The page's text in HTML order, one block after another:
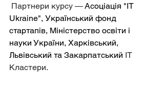
Партнери курсу — Асоціація "ІТ
Ukraine", Український фонд
стартапів, Міністерство освіти і
науки України, Харківський,
Львівський та Закарпатський IT
Кластери.